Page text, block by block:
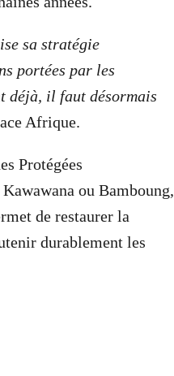
sa stratégie
portées par les
déjà, il faut désormais
Afrique.
Protégées
ou Bamboung,
de restaurer la
durablement les